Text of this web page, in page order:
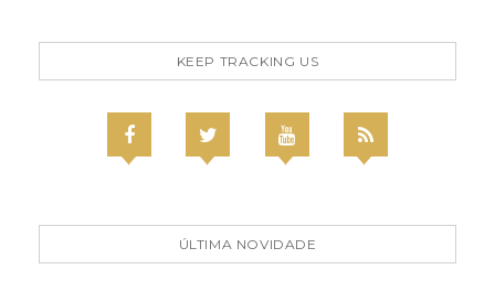
KEEP TRACKING US
ÚLTIMA NOVIDADE